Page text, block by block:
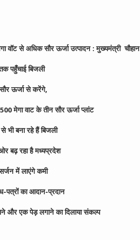
वॉट से अधिक सौर ऊर्जा उत्पादन : मुख्यमंत्री चौहान
पहुँचाई बिजली
सौर ऊर्जा से करेंगे,
मेगा वाट के तीन सौर ऊर्जा प्लांट
भी बना रहे हैं बिजली
बढ़ रहा है मध्यप्रदेश
में लाएंगे कमी
का आदान-प्रदान
और एक पेड़ लगाने का दिलाया संकल्प